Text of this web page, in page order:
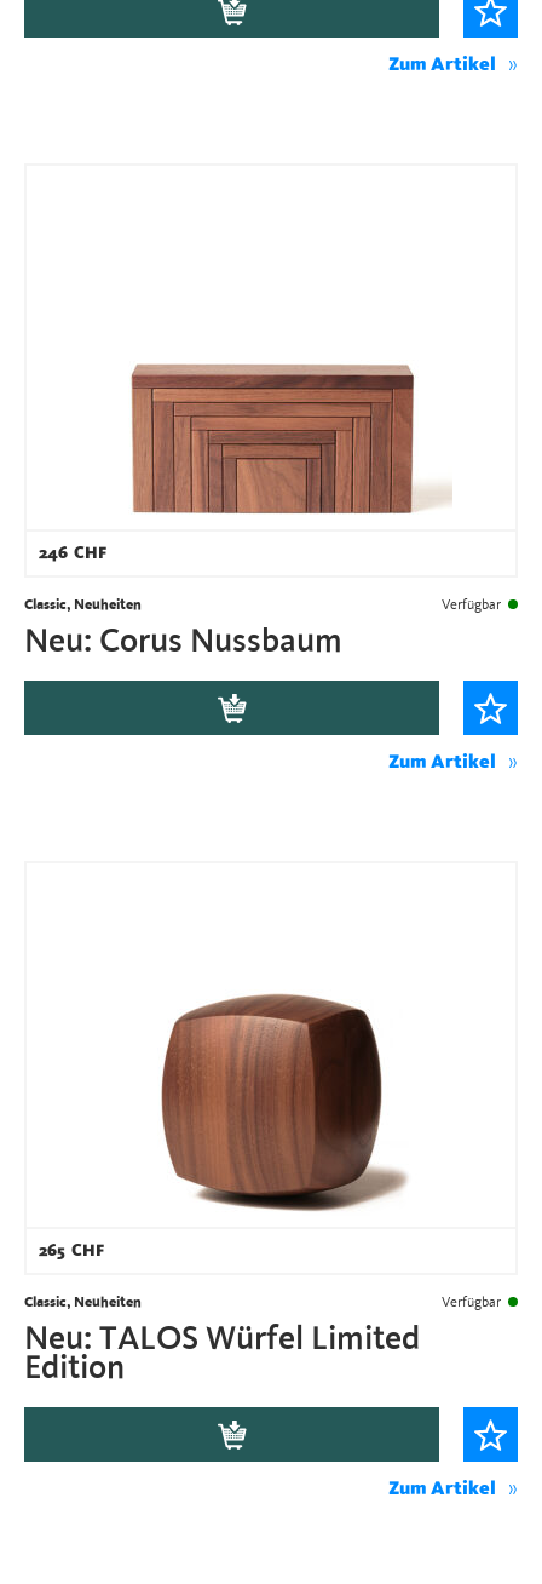
Zum Artikel
246 CHF
Classic, Neuheiten Verfügbar
Neu: Corus Nussbaum
Zum Artikel
265 CHF
Classic, Neuheiten Verfügbar
Neu: TALOS Würfel Limited
Edition
Zum Artikel